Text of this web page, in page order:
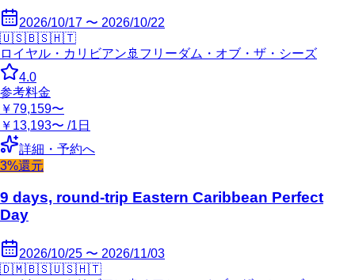
2026/10/17 〜 2026/10/22
🇺🇸🇧🇸🇭🇹
ロイヤル・カリビアン 🚢 フリーダム・オブ・ザ・シーズ
4.0
参考料金
￥79,159〜
￥13,193〜 /1日
詳細・予約へ
3%還元
9 days, round-trip Eastern Caribbean Perfect
Day
2026/10/25 〜 2026/11/03
🇩🇲🇧🇸🇺🇸🇭🇹